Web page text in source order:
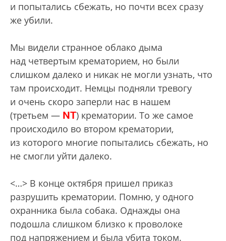
и попытались сбежать, но почти всех сразу
же убили.
Мы видели странное облако дыма
над четвертым крематорием, но были
слишком далеко и никак не могли узнать, что
там происходит. Немцы подняли тревогу
и очень скоро заперли нас в нашем
(третьем — NT) крематории. То же самое
происходило во втором крематории,
из которого многие попытались сбежать, но
не смогли уйти далеко.
<…> В конце октября пришел приказ
разрушить крематории. Помню, у одного
охранника была собака. Однажды она
подошла слишком близко к проволоке
под напряжением и была убита током.